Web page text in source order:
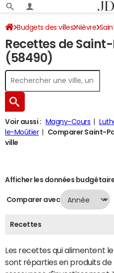
Budgets des villes Nièvre
Recettes 2024
Recettes de
(58490)
Voir aussi : Magny-Cours
le-Moûtier
Comparer Saint-
ville
Afficher les données
Comparer avec
Recettes
Les recettes qui alimentent
sont réparties en produits